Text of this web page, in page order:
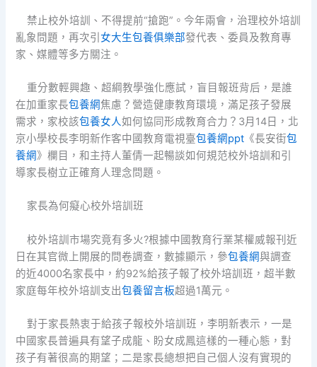
禁止校外培訓、不得提前“搶跑”。今年兩會，治理校外培訓
亂象問題，再次引女大生包養俱樂部發代表、委員及教育專
家、媒體等多方關注。
重分數輕興趣、超綱教學強化應試，盲目報班背后，是誰
在加重家長包養網焦慮？營造健康教育環境，滿足孩子發展
需求，家校該包養女人如何協同形成教育合力？3月14日，北
京小學校長李明新作客中國教育電視臺包養網ppt 《長安街包
養網》欄目，和主持人董倩一起暢談如何規范校外培訓和引
導家長樹立正確育人理念問題。
家長為何癡心校外培訓班
校外培訓市場究竟有多火?根據中國教育行業某權威報刊近
日在其官微上開展的問卷調查，數據顯示，參包養網與調查
的近4000名家長中，約92%給孩子報了校外培訓班，超半數
家庭每年校外培訓支出包養留言板超過1萬元。
對于家長熱衷于給孩子報校外培訓班，李明新表示，一是
中國家長普遍具有望子成龍、盼女成鳳這樣的一種心態，對
孩子有著很高的期望；二是家長總想把自己個人沒有實現的